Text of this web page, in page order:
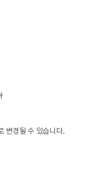
변경될 수 있습니다.